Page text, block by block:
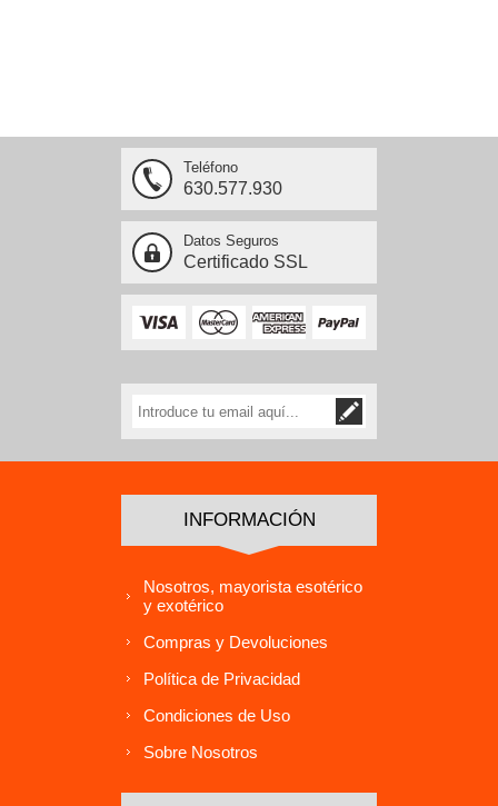
Teléfono
630.577.930
Datos Seguros
Certificado SSL
INFORMACIÓN
Nosotros, mayorista esotérico
y exotérico
Compras y Devoluciones
Política de Privacidad
Condiciones de Uso
Sobre Nosotros